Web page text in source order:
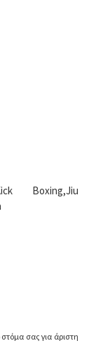
Boxing,Jiu
στόμα σας για άριστη